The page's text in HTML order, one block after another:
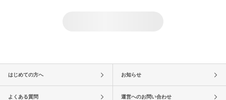
はじめての方へ お知らせ
よくある質問 運営へのお問い合わせ